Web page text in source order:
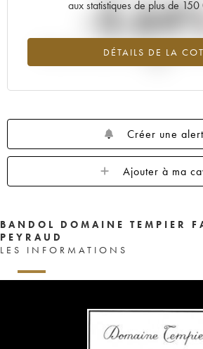
aux statistiques de plus de
DÉTAILS DE LA
-
Tendance à la baisse du millésime 2012
Créer une
Ajouter à ma
BANDOL DOMAINE TEMPIER
PEYRAUD
LES INFORMATIONS